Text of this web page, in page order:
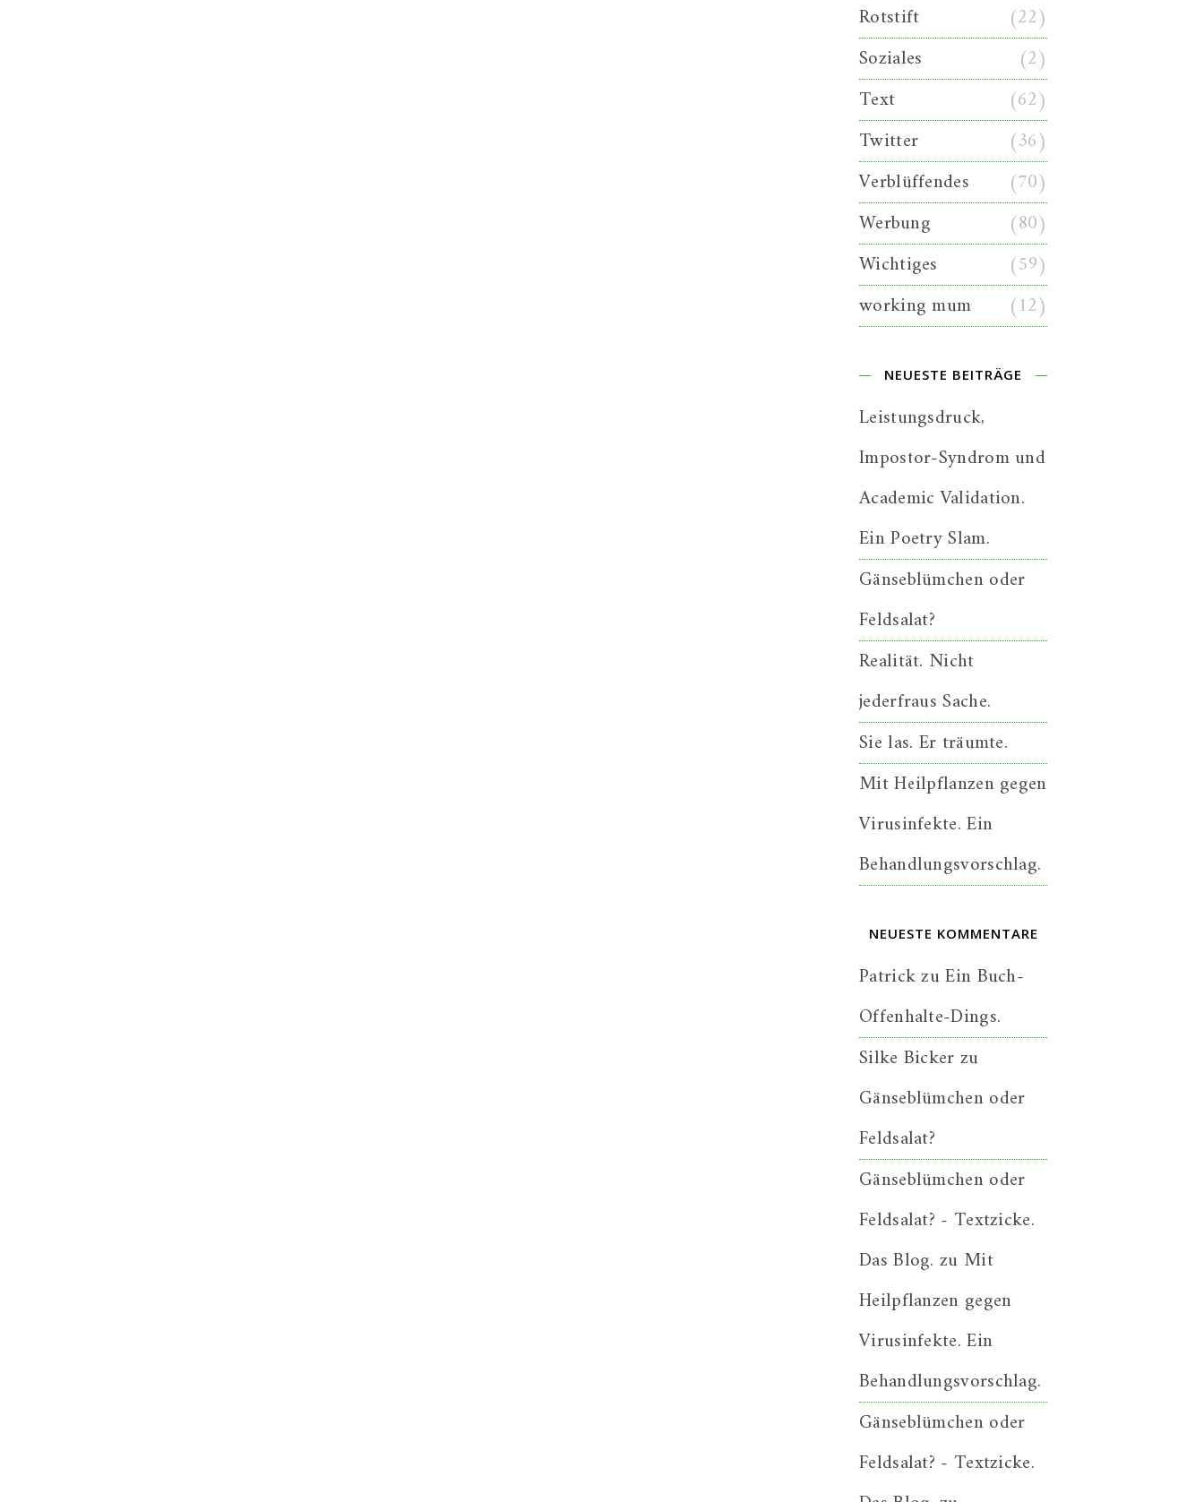
Rotstift
(22)
Soziales
(2)
Text
(62)
Twitter
(36)
Verblüffendes
(70)
Werbung
(80)
Wichtiges
(59)
working mum
(12)
NEUESTE BEITRÄGE
Leistungsdruck,
Impostor-Syndrom und
Academic Validation.
Ein Poetry Slam.
Gänseblümchen oder
Feldsalat?
Realität. Nicht
jederfraus Sache.
Sie las. Er träumte.
Mit Heilpflanzen gegen
Virusinfekte. Ein
Behandlungsvorschlag.
NEUESTE KOMMENTARE
PatrickzuEin Buch-
Offenhalte-Dings.
Silke Bickerzu
Gänseblümchen oder
Feldsalat?
Gänseblümchen oder
Feldsalat? - Textzicke.
Das Blog. zu Mit
Heilpflanzen gegen
Virusinfekte. Ein
Behandlungsvorschlag.
Gänseblümchen oder
Feldsalat? - Textzicke.